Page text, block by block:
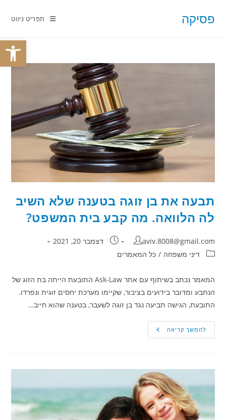
פסיקה תפריט ניווט
תבעה את בן זוגה בטענה שלא השיב
לה הלוואה. מה קבע בית המשפט?
מחבר:
aviv.8008@gmail.com פורסם:דצמבר 20, 2021
קטגוריה:דיני משפחה / כל המאמרים
המאמר נכתב בשיתוף עם אתר Ask-Law התובעת הייתה בת הזוג של
הנתבע ומדובר בידועים בציבור, שקיימו מערכת יחסים זוגית ונפרדו.
התובעת, הגישה תביעה נגד בן זוגה לשעבר, בטענה שהוא חייב…
להמשך קריאהתבעה
את
השיב
לה
הלוואה.
מה
קבע
בית
המשפט?